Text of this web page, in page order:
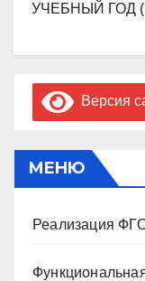
УЧЕБНЫЙ ГОД (
Версия
МЕНЮ
Реализация